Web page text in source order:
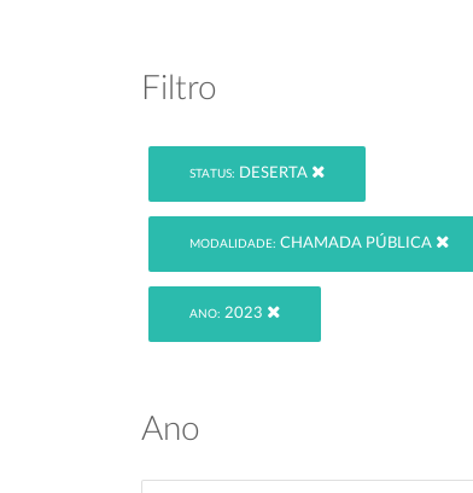
Filtro
STATUS: DESERTA
MODALIDADE: CHAMADA PÚBLICA
ANO: 2023
Ano